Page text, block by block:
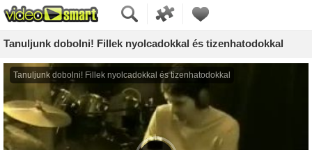
Tanuljunk dobolni! Fillek nyolcadokkal és tizenhatodokkal